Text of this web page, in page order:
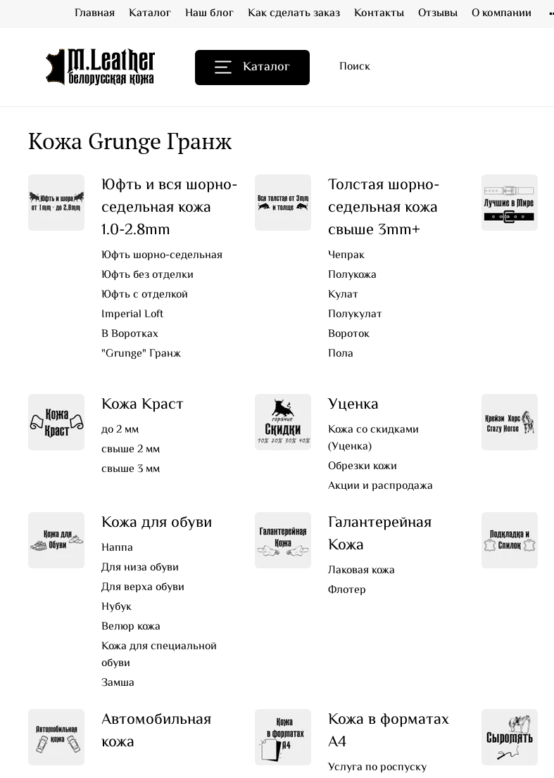
Главная Каталог Наш блог Как сделать заказ Контакты Отзывы О компании
Каталог
Кожа Grunge Гранж
Юфть и вся шорно-
седельная кожа
1.0-2.8mm
Юфть шорно-седельная
Юфть без отделки
Юфть с отделкой
Imperial Loft
В Воротках
"Grunge" Гранж
Толстая шорно-
седельная кожа
свыше 3mm+
Чепрак
Полукожа
Кулат
Полукулат
Вороток
Пола
Кожа Краст
до 2 мм
свыше 2 мм
свыше 3 мм
Уценка
Кожа со скидками
(Уценка)
Обрезки кожи
Акции и распродажа
Кожа для обуви
Наппа
Для низа обуви
Для верха обуви
Нубук
Велюр кожа
Кожа для специальной
обуви
Замша
Галантерейная
Кожа
Лаковая кожа
Флотер
Автомобильная
кожа
Кожа в форматах
А4
Услуга по роспуску